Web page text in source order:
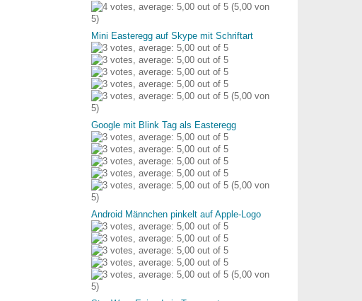
(5,00 von
5)
Mini Easteregg auf Skype mit Schriftart
(5,00 von
5)
Google mit Blink Tag als Easteregg
(5,00 von
5)
Android Männchen pinkelt auf Apple-Logo
(5,00 von
5)